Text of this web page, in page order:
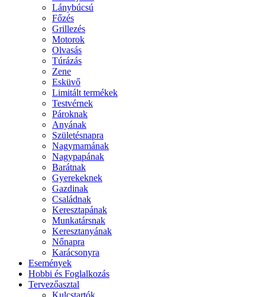
Lánybúcsú
Főzés
Grillezés
Motorok
Olvasás
Túrázás
Zene
Esküvő
Limitált termékek
Testvérnek
Pároknak
Anyának
Születésnapra
Nagymamának
Nagypapának
Barátnak
Gyerekeknek
Gazdinak
Családnak
Keresztapának
Munkatársnak
Keresztanyának
Nőnapra
Karácsonyra
Események
Hobbi és Foglalkozás
Tervezőasztal
Kulcstartók